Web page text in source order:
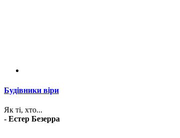
Будівники віри
Як ті, хто...
- Естер Безерра